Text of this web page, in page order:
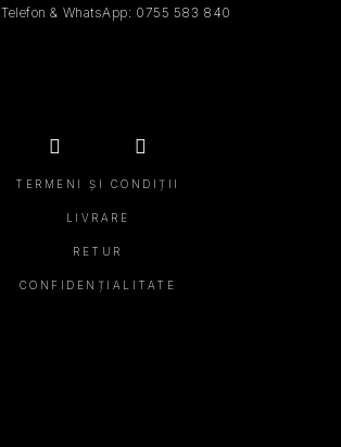
Telefon & WhatsApp: 0755 583 840
TERMENI ȘI CONDIȚII
LIVRARE
RETUR
CONFIDENȚIALITATE